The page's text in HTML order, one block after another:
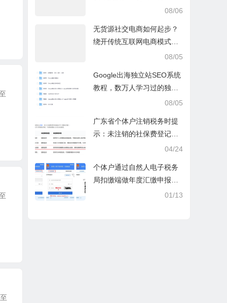
选品、开播到投放的全链路
08/06
无货源社交电商如何起步？
绕开传统互联网电商模式撒
豆成兵，实现跨平台交易实
08/05
Google出海独立站SEO系统
教程，数万人学习过的独立
08/05
广东省个体户注销税务时提
示：未注销的社保费登记信
04/24
个体户通过自然人电子税务
局扣缴端做年度汇缴申报税
时显示要交税，不是可以免
01/13